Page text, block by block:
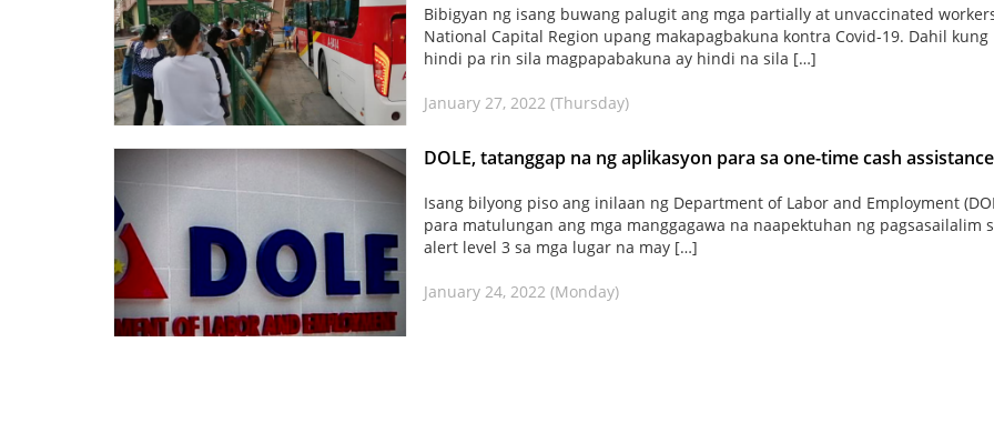
Bibigyan ng isang buwang palugit ang mga partially at unvaccinated
National Capital Region upang makapagbakuna kontra Covid-19. Dahil kung
hindi pa rin sila magpapabakuna ay hindi na sila […]
January 27, 2022 (Thursday)
DOLE, tatanggap na ng aplikasyon para sa one-time cash assistance
Isang bilyong piso ang inilaan ng Department of Labor and Employment
para matulungan ang mga manggagawa na naapektuhan ng pagsasailalim
alert level 3 sa mga lugar na may […]
January 24, 2022 (Monday)